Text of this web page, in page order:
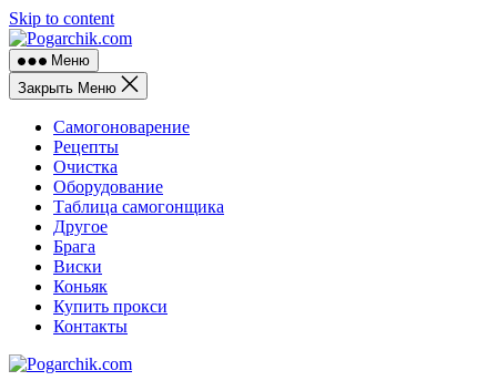
Skip to content
Меню
Закрыть Меню
Самогоноварение
Рецепты
Очистка
Оборудование
Таблица самогонщика
Другое
Брага
Виски
Коньяк
Купить прокси
Контакты